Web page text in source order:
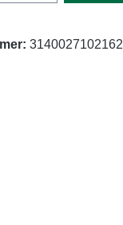
3140027102162